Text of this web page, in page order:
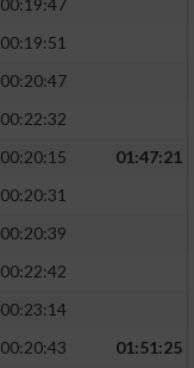
00:19:47
00:19:51
00:20:47
00:22:32
00:20:15
01:47:21
00:20:31
00:20:39
00:22:42
00:23:14
00:20:43
01:51:25